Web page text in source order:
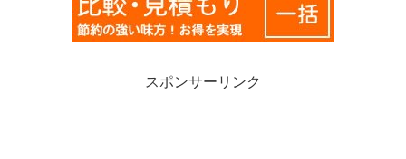
スポンサーリンク